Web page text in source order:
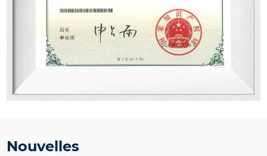
Nouvelles